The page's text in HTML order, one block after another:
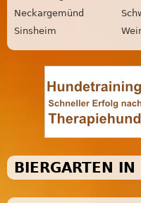
Neckargemünd
Sinsheim
BIERGARTEN